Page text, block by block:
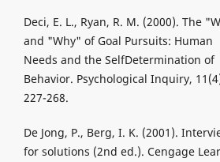
Deci, E. L., Ryan, R. M. (2000). The
and "Why" of Goal Pursuits: Human
Needs and the SelfDetermination of
Behavior. Psychological Inquiry,
227-268.
De Jong, P., Berg, I. K. (2001).
for solutions (2nd ed.). Cengage